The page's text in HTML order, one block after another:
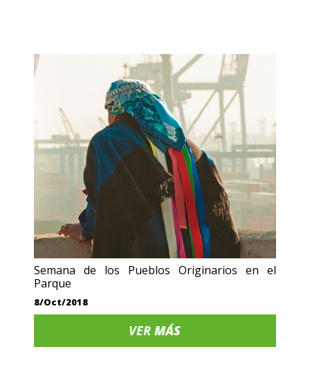
Semana de los Pueblos Originarios en el
Parque
8/Oct/2018
VERMÁS